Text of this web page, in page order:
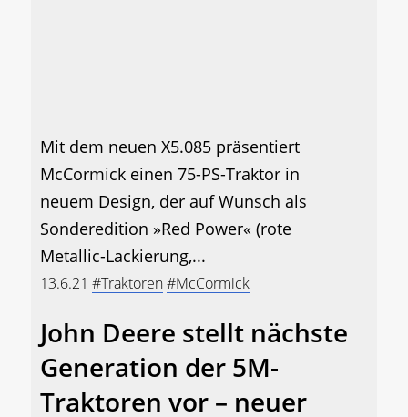
Mit dem neuen X5.085 präsentiert
McCormick einen 75-PS-Traktor in
neuem Design, der auf Wunsch als
Sonderedition »Red Power« (rote
Metallic-Lackierung,...
13.6.21 #Traktoren#McCormick
John Deere stellt nächste
Generation der 5M-
Traktoren vor – neuer